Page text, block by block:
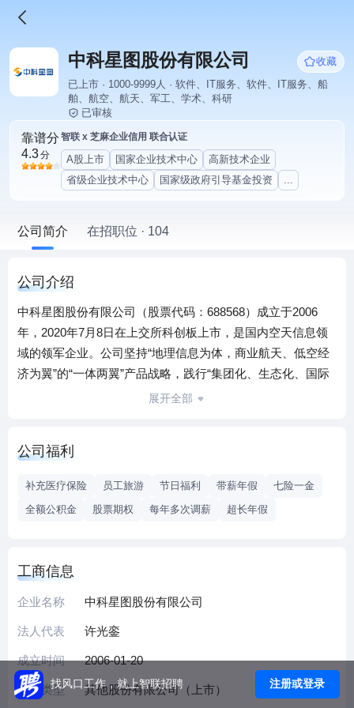
中科星图股份有限公司
收藏
已上市 · 1000-9999人 · 软件、IT服务、软件、IT服务、船
舶、航空、航天、军工、学术、科研
已审核
靠谱分
4.3分
智联 x 芝麻企业信用 联合认证
A股上市 国家企业技术中心
高新技术企业
省级企业技术中心
国家级政府引导基金投资 ...
公司简介 在招职位 · 104
公司介绍
中科星图股份有限公司（股票代码：688568）成立于2006
年，2020年7月8日在上交所科创板上市，是国内空天信息领
域的领军企业。公司坚持“地理信息为体，商业航天、低空经
济为翼”的“一体两翼”产品战略，践行“集团化、生态化、国际
化”市场战略，以数字地球为技术根基，将人工智能、大数
务体系，面向特种领域、政府、企业和大众用户，提供软件
商。
为导向，厚植新质生产力，秉承“向天补强、向空发展、空天
一体、以云为本”的理念，推动“一体两翼”产品战略落地生
续巩固产业核心根基，深耕空间智能技术前沿，重点推进星
图云建设，优化完善云上数据、云上计算、云上应用三大云
端产品服务体系。商业航天领域，公司推进全产业链布局，
向上游拓展卫星运营与核心部件制造，做优做强中游卫星测
展开全部
公司福利
补充医疗保险 员工旅游 节日福利 带薪年假
七险一金
全额公积金
股票期权 每年多次调薪 超长年假
工商信息
企业名称 中科星图股份有限公司
法人代表 许光銮
成立时间 2006-01-20
企业类型 其他股份有限公司（上市）
找风口工作，就上智联招聘 注册或登录